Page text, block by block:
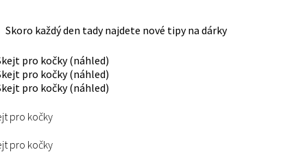
Skoro každý den tady najdete nové tipy na dárky
pro kočky
pro kočky